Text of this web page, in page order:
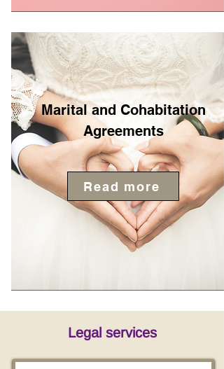
Marital and Cohabitation
Agreements
Read more
Legal services